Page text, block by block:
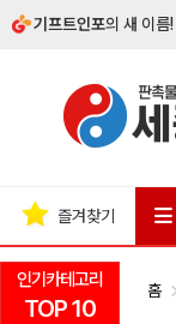
기프트인포의 새 이름!
인기카테고리
TOP 10
즐겨찾기
홈